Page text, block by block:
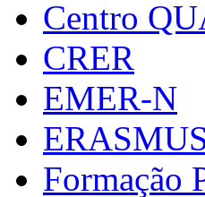
Centro
CRER
EMER-N
Formação